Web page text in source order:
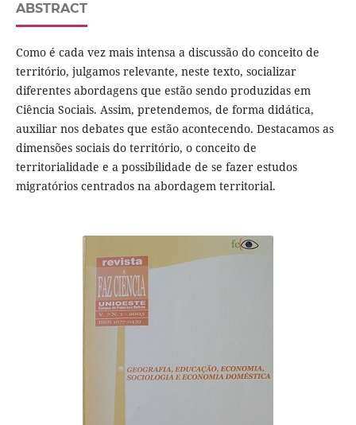
ABSTRACT
Como é cada vez mais intensa a discussão do conceito de
território, julgamos relevante, neste texto, socializar
diferentes abordagens que estão sendo produzidas em
Ciência Sociais. Assim, pretendemos, de forma didática,
auxiliar nos debates que estão acontecendo. Destacamos as
dimensões sociais do território, o conceito de
territorialidade e a possibilidade de se fazer estudos
migratórios centrados na abordagem territorial.